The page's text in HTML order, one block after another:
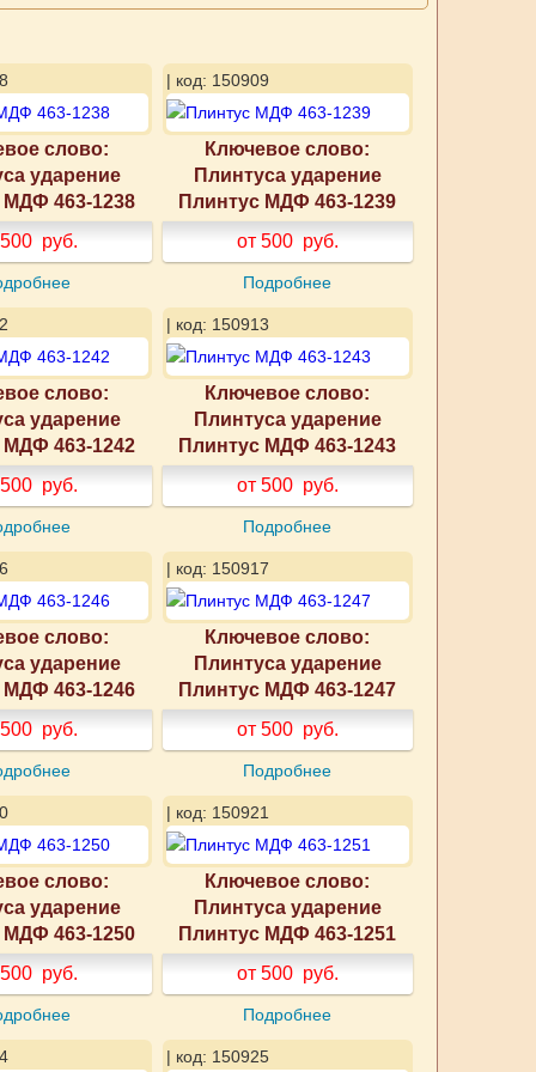
слово:
ударение
МДФ 463-1238
руб.
| код: 150909
Ключевое слово:
Плинтуса ударение
Плинтус МДФ 463-1239
от 500 руб.
Подробнее
слово:
ударение
МДФ 463-1242
руб.
| код: 150913
Ключевое слово:
Плинтуса ударение
Плинтус МДФ 463-1243
от 500 руб.
Подробнее
слово:
ударение
МДФ 463-1246
руб.
| код: 150917
Ключевое слово:
Плинтуса ударение
Плинтус МДФ 463-1247
от 500 руб.
Подробнее
слово:
ударение
МДФ 463-1250
руб.
| код: 150921
Ключевое слово:
Плинтуса ударение
Плинтус МДФ 463-1251
от 500 руб.
Подробнее
| код: 150925